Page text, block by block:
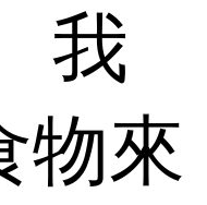
我
物來